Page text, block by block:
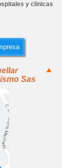
y clinicas
Sas